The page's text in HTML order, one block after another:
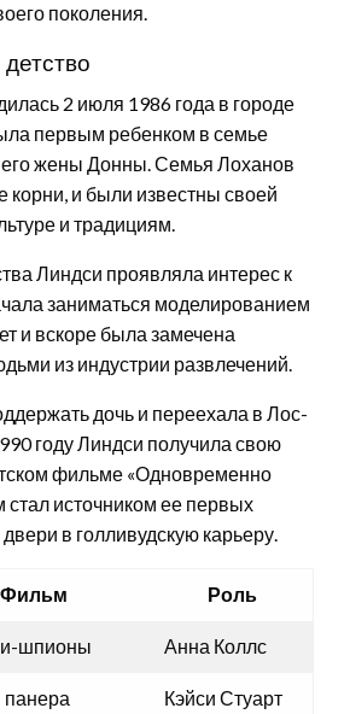
поколения.
2 июля 1986 года в городе
первым ребенком в семье
жены Донны. Семья Лоханов
корни, и были известны своей
и традициям.
Линдси проявляла интерес к
заниматься моделированием
и вскоре была замечена
из индустрии развлечений.
дочь и переехала в Лос-
году Линдси получила свою
фильме «Одновременно
стал источником ее первых
в голливудскую карьеру.
Фильм Роль
шпионы Анна Коллс
панера Кэйси Стуарт